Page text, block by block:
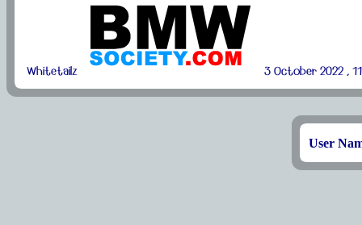
Whitetailz 3 October 2022 ,
User